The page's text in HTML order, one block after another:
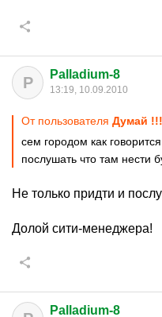
P Palladium-8
13:19, 10.09.2010
От пользователя Думай
сем городом как
послушать что там нести
Не только придти и
Долой сити-менеджера!
Palladium-8